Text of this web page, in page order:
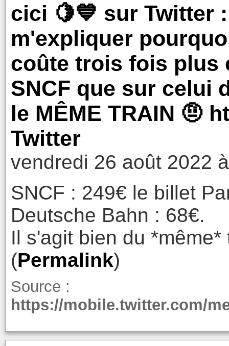
cici 🍋💙 sur Twitter
m'expliquer
coûte trois fois plus
SNCF que sur celui
le MÊME TRAIN 🤨
Twitter
vendredi 26 août 2022
SNCF : 249€ le billet
Deutsche Bahn : 68€.
Il s'agit bien du *même*
(Permalink)
Source :
https://mobile.twitter.com/